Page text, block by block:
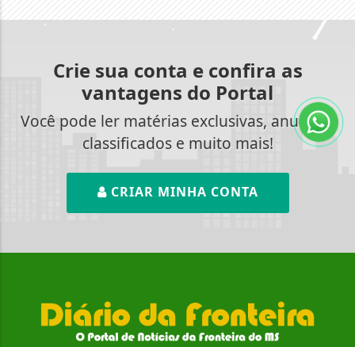
Crie sua conta e confira as
vantagens do Portal
Você pode ler matérias exclusivas, anunciar
classificados e muito mais!
CRIAR MINHA CONTA